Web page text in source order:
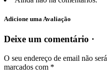
Adicione uma Avaliação
Deixe um comentário ·
O seu endereço de email não
marcados com *